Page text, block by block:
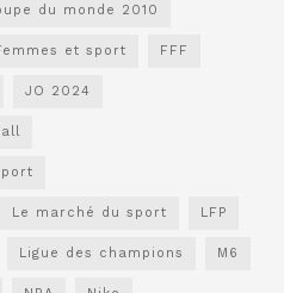
du monde 2010
et sport FFF
JO 2024
Le marché du sport LFP
Ligue des champions M6